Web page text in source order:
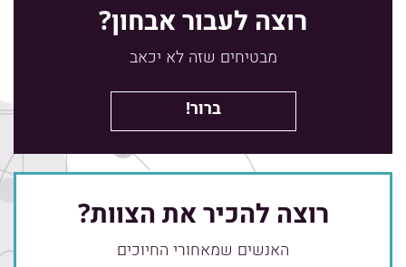
רוצה לעבור אבחון?
מבטיחים שזה לא יכאב
ברור!
רוצה להכיר את הצוות?
האנשים שמאחורי החיוכים